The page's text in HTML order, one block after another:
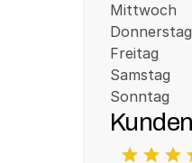
Mittwoch
Donnerstag
Freitag
Samstag
Sonntag